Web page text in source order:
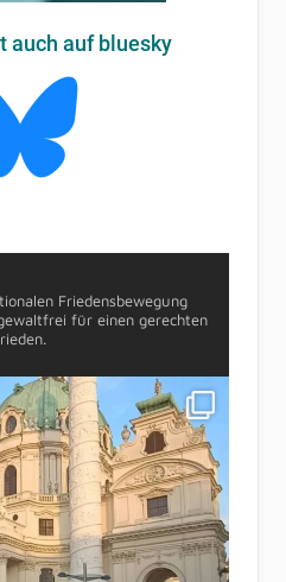
auch auf bluesky
Friedensbewegung
für einen gerechten